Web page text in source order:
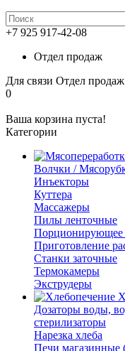
+7 925 917-42-08
Отдел продаж
Для связи Отдел продаж
0
Ваша корзина пуста!
Категории
Волчки /
Инъекторы
Куттера
Массажеры
Пилы ленточные
Порционирующее
Приготовление
Станки заточные
Термокамеры
Экструдеры
Дозаторы воды,
стерилизаторы
Нарезка хлеба
Печи магазинные